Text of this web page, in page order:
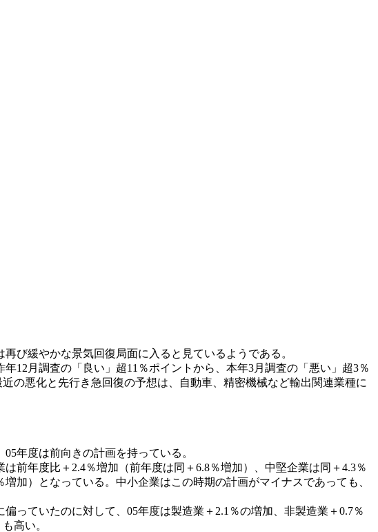
び緩やかな景気回復局面に入ると見ているようである。
12月調査の「良い」超11％ポイントから、本年3月調査の「悪い」超3％
の悪化と先行き急回復の予想は、自動車、精密機械など輸出関連業種に
年度は前向きの計画を持っている。
前年度比＋2.4％増加（前年度は同＋6.8％増加）、中堅企業は同＋4.3％
加）となっている。中小企業はこの時期の計画がマイナスであっても、
っていたのに対して、05年度は製造業＋2.1％の増加、非製造業＋0.7％
高い。